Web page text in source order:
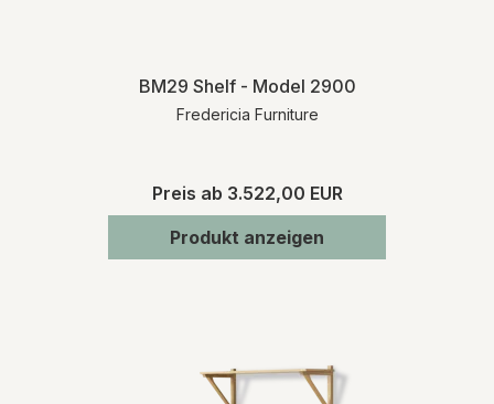
BM29 Shelf - Model 2900
Fredericia Furniture
Preis ab 3.522,00 EUR
Produkt anzeigen